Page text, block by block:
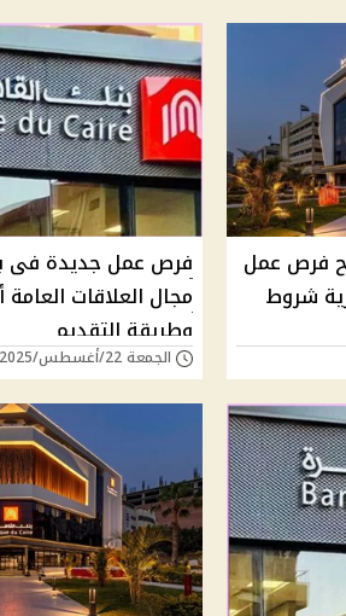
القاهرة 2025 تتيح فرص عمل
شروط
فرص عمل جديدة فى
مجال العلاقات
وطريقة التقديم
الجمعة 22/أغسطس/2025 - 08:05 م